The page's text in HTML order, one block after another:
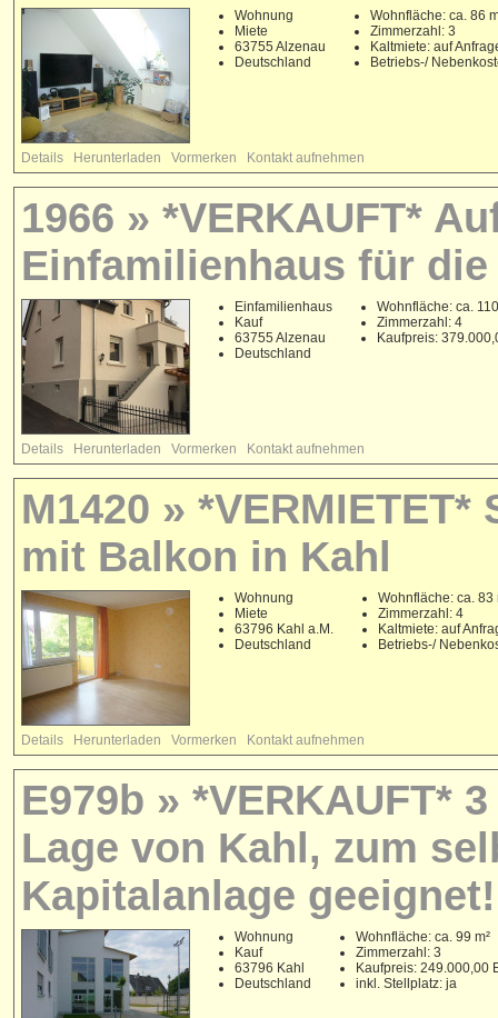
Wohnung
Miete
63755 Alzenau
Deutschland
Wohnfläche: ca. 86
Zimmerzahl: 3
Kaltmiete: auf
Betriebs-/
Details Herunterladen Vormerken Kontakt aufnehmen
1966 » *VERKAUFT*
Einfamilienhaus für
Einfamilienhaus
Kauf
63755 Alzenau
Deutschland
Wohnfläche: ca.
Zimmerzahl: 4
Kaufpreis:
Details Herunterladen Vormerken Kontakt aufnehmen
M1420 »
mit Balkon in Kahl
Wohnung
Miete
63796 Kahl a.M.
Deutschland
Wohnfläche: ca. 83
Zimmerzahl: 4
Kaltmiete: auf
Betriebs-/
Details Herunterladen Vormerken Kontakt aufnehmen
E979b » *VERKAUFT*
Lage von Kahl, zum
Kapitalanlage geeignet!
Wohnung
Kauf
63796 Kahl
Deutschland
Wohnfläche: ca. 99 m²
Zimmerzahl: 3
Kaufpreis: 249.000,00
inkl. Stellplatz: ja